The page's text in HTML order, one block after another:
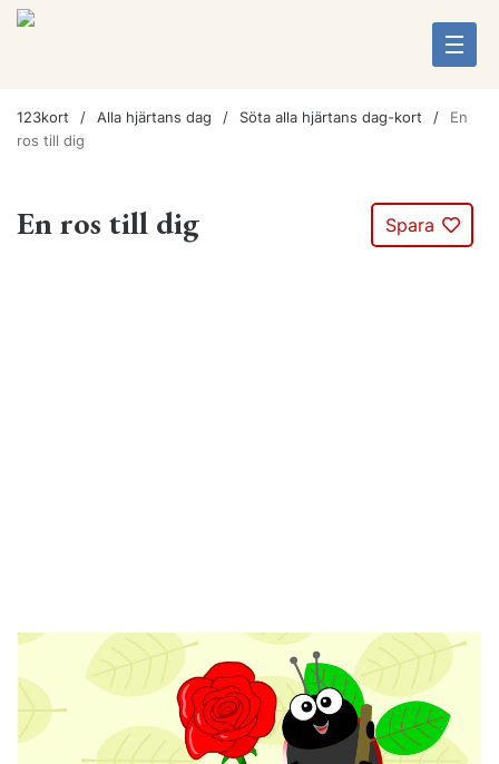
123kort Alla hjärtans dag Söta alla hjärtans dag-kort
En
ros till dig
En ros till dig Spara